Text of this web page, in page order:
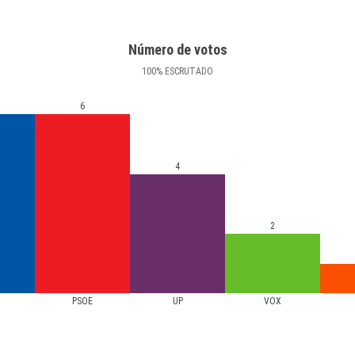
Número de votos
100% ESCRUTADO
PSOE UP VOX
6
4
2